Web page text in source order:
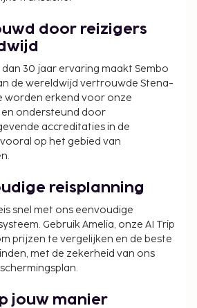
is tegen een toeslag mogelijk
van beschikbaarheid)
niet volledig. Toeslagen en
excl. btw en kunnen
door reizigers
30 jaar ervaring maakt Sembo
de wereldwijd vertrouwde Stena-
worden erkend voor onze
ondersteund door
accreditaties in de
op het gebied van
reisplanning
snel met ons eenvoudige
Gebruik Amelia, onze AI Trip
prijzen te vergelijken en de beste
met de zekerheid van ons
jouw manier